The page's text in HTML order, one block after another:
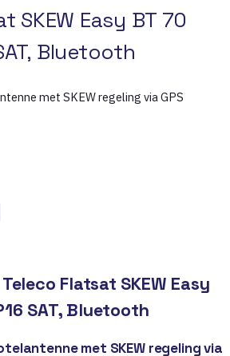
SKEW Easy BT 70
Bluetooth
met SKEW regeling via GPS
Teleco Flatsat SKEW Easy
SAT, Bluetooth
met SKEW regeling via